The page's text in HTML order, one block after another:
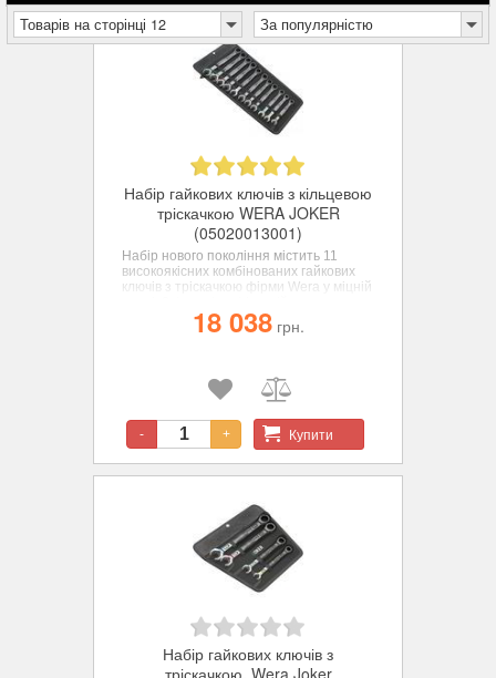
Товарів на сторінці 12 За популярністю
Набір гайкових ключів з кільцевою
тріскачкою WERA JOKER
(05020013001)
Набір нового покоління містить 11
високоякісних комбінованих гайкових
ключів з тріскачкою фірми Wera у міцній
допомогою металевої пластини у
ріжковій частині, яка знижує ризик
18 038грн.
- + Купити
Набір гайкових ключів з
тріскачкою, Wera Joker